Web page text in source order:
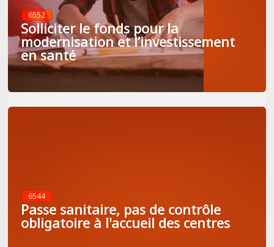
6552
Solliciter le fonds pour la
modernisation et l’investissement
en santé
6544
Passe sanitaire, pas de contrôle
obligatoire à l'accueil des centres